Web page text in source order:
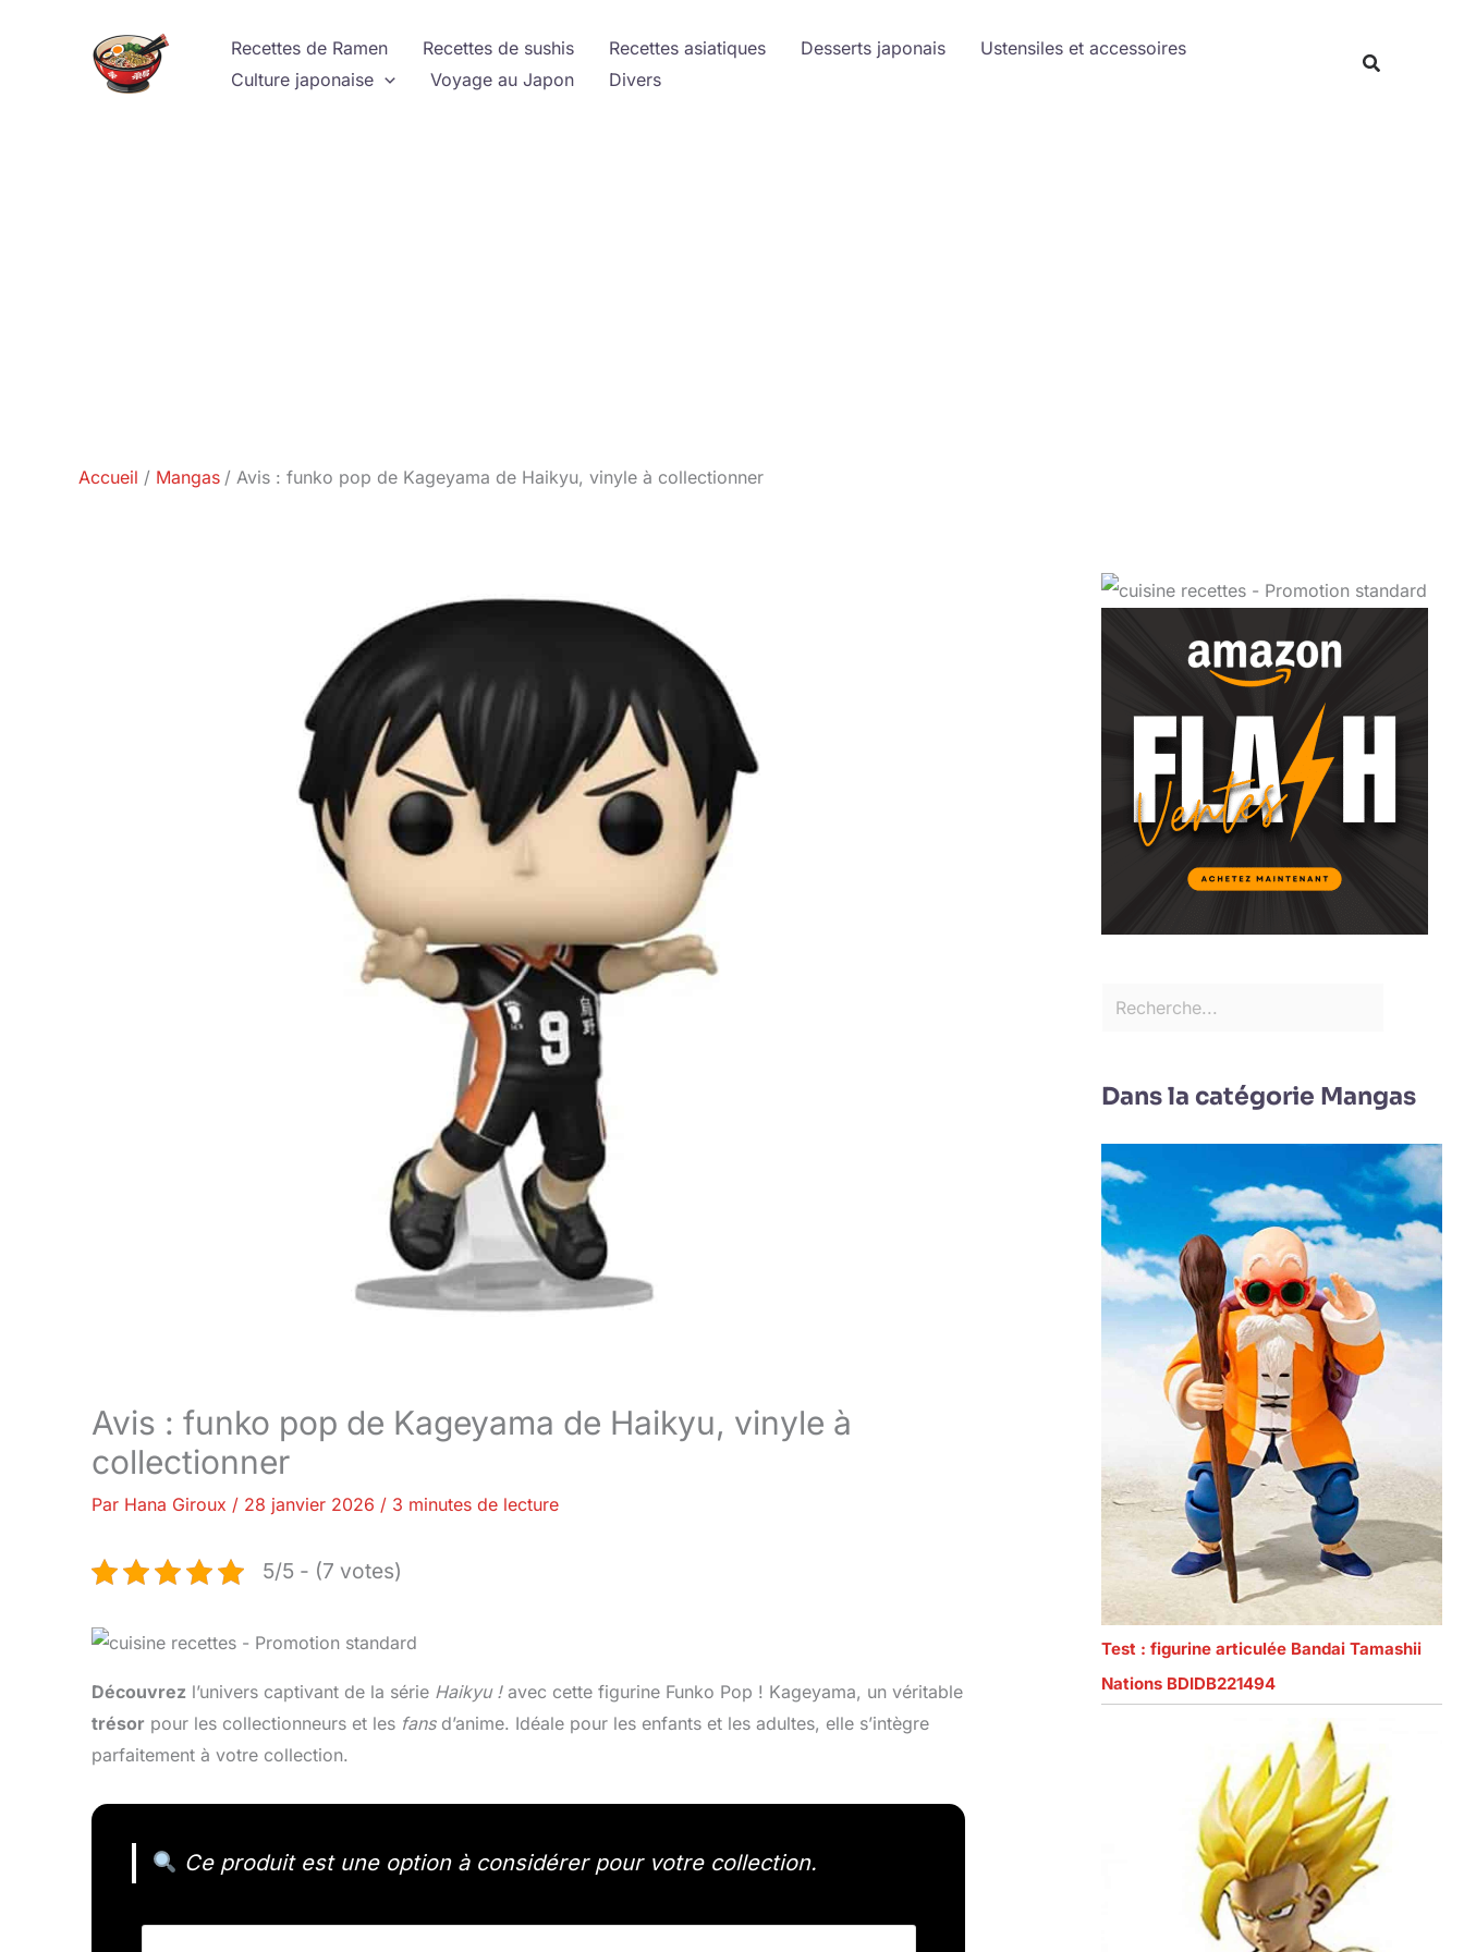
Recettes de Ramen Recettes de sushis Recettes asiatiques Desserts japonais
Ustensiles et accessoires
Culture japonaise
Voyage au Japon Divers
Accueil Mangas Avis : funko pop de Kageyama de Haikyu, vinyle à collectionner
Avis : funko pop de Kageyama de Haikyu, vinyle à
collectionner
Par Hana Giroux / 28 janvier 2026 / 3 minutes de lecture
5/5 - (7 votes)
Découvrez l’univers captivant de la série Haikyu !avec cette figurine Funko Pop ! Kageyama, un véritable
trésor pour les collectionneurs et les fansd’anime. Idéale pour les enfants et les adultes, elle s’intègre
parfaitement à votre collection.
Ce produit est une option à considérer pour votre collection.
Dans la catégorie Mangas
Test : figurine articulée Bandai Tamashii
Nations BDIDB221494